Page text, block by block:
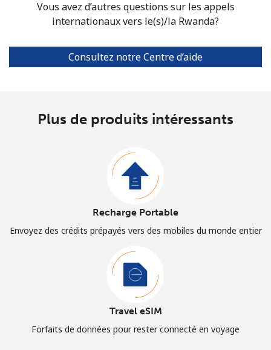
Vous avez d’autres questions sur les appels
internationaux vers le(s)/la Rwanda?
Consultez notre Centre d’aide
Plus de produits intéressants
Recharge Portable
Envoyez des crédits prépayés vers des mobiles du monde entier
Travel eSIM
Forfaits de données pour rester connecté en voyage